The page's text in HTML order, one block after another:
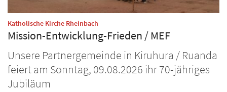
Katholische Kirche Rheinbach
Mission-Entwicklung-Frieden / MEF
Unsere Partnergemeinde in Kiruhura / Ruanda
feiert am Sonntag, 09.08.2026 ihr 70-jähriges
Jubiläum